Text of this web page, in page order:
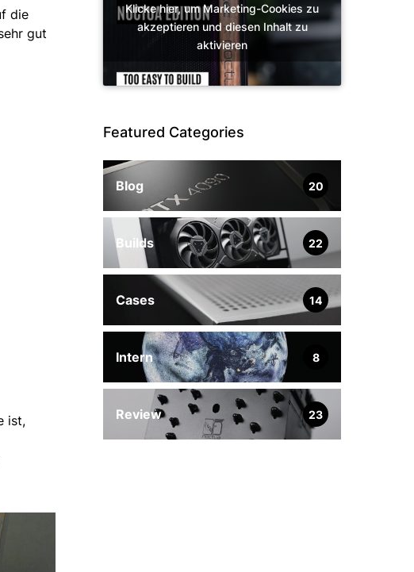
die
gut
ist,
Klicke hier, um Marketing-Cookies zu
akzeptieren und diesen Inhalt zu
aktivieren
Featured Categories
Blog 20
Builds 22
Cases 14
Intern 8
Review 23